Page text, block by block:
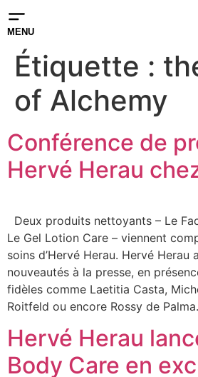
MENU
Étiquette :
of Alchemy
Conférence de
Hervé Herau
Deux produits nettoyants – Le
Le Gel Lotion Care – viennent
soins d’Hervé Herau. Hervé Herau
nouveautés à la presse, en
fidèles comme Laetitia Casta,
Roitfeld ou encore Rossy de
Hervé Herau
Body Care en